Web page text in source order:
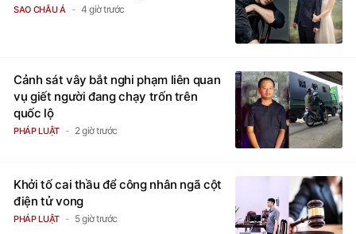
SAO CHÂU Á 4 giờ trước
Cảnh sát vây bắt nghi phạm liên quan
vụ giết người đang chạy trốn trên
quốc lộ
PHÁP LUẬT 2 giờ trước
Khởi tố cai thầu để công nhân ngã cột
điện tử vong
PHÁP LUẬT 5 giờ trước